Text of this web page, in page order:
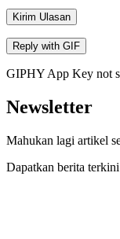
Kirim Ulasan
Reply with GIF
GIPHY App Key not
Newsletter
Mahukan lagi artikel
Dapatkan berita